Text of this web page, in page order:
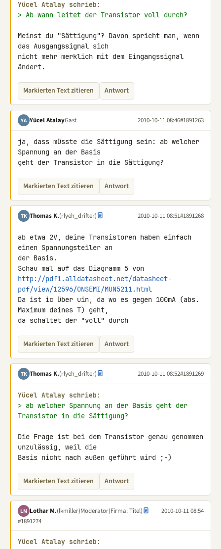
Yücel Atalay schrieb:
> Ab wann leitet der Transistor voll durch?
Meinst du "Sättigung"? Davon spricht man, wenn
das Ausgangssignal sich
nicht mehr merklich mit dem Eingangssignal
ändert.
Markierten Text zitieren Antwort
YA Yücel AtalayGast 2010-10-11 08:46#1891263
ja, dass müsste die Sättigung sein: ab welcher
Spannung an der Basis
geht der Transistor in die Sättigung?
Markierten Text zitieren Antwort
TK Thomas K.(rlyeh_drifter) 2010-10-11 08:51#1891268
ab etwa 2V, deine Transistoren haben einfach
einen Spannungsteiler an
der Basis.
http://pdf1.alldatasheet.net/datasheet-
pdf/view/12596/ONSEMI/MUN5211.html
Da ist ic über uin, da wo es gegen 100mA (abs.
Maximum deines T) geht,
da schaltet der "voll" durch
Markierten Text zitieren Antwort
TK Thomas K.(rlyeh_drifter) 2010-10-11 08:52#1891269
Yücel Atalay schrieb:
> ab welcher Spannung an der Basis geht der
Transistor in die Sättigung?
Die Frage ist bei dem Transistor genau genommen
unzulässig, weil die
Basis nicht nach außen geführt wird ;-)
Markierten Text zitieren Antwort
LM Lothar M.(lkmiller)Moderator(Firma: Titel)
2010-10-11 08:54
#1891274
Yücel Atalay schrieb: